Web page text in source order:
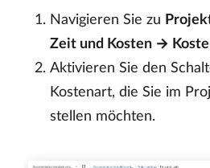
Navigieren Sie zu
Zeit und Kosten →
Aktivieren Sie den
Kostenart, die Sie im
stellen möchten.